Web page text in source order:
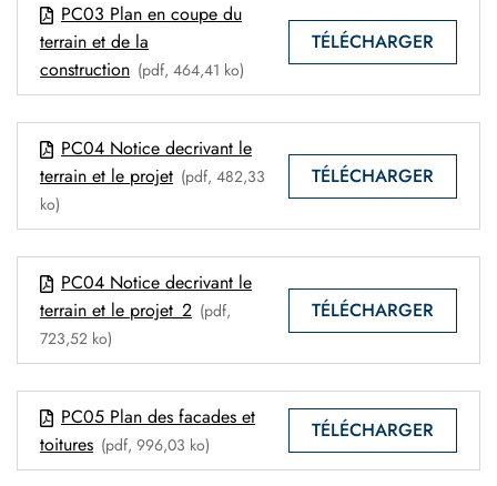
PC03 Plan en coupe du
terrain et de la
construction (pdf, 464,41 ko)
TÉLÉCHARGER
PC04 Notice decrivant le
terrain et le projet (pdf, 482,33
ko)
TÉLÉCHARGER
PC04 Notice decrivant le
terrain et le projet_2 (pdf,
723,52 ko)
TÉLÉCHARGER
PC05 Plan des facades et
toitures (pdf, 996,03 ko)
TÉLÉCHARGER